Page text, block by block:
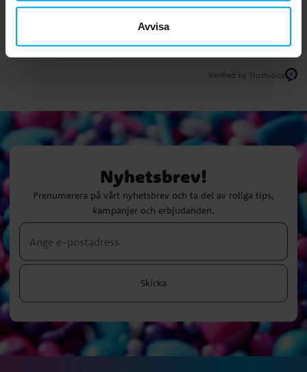
Avvisa
ME
Verified by Trustvoice
Nyhetsbrev!
Prenumerera på vårt nyhetsbrev och ta del av roliga tips,
kampanjer och erbjudanden.
Skicka